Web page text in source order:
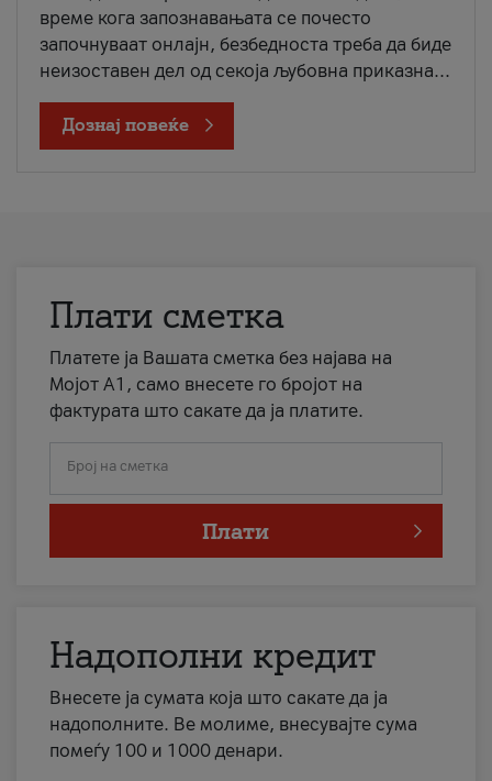
време кога запознавањата се почесто
започнуваат онлајн, безбедноста треба да биде
неизоставен дел од секоја љубовна приказна...
Дознај повеќе
Плати сметка
Платете ја Вашата сметка без најава на
Мојот А1, само внесете го бројот на
фактурата што сакате да ја платите.
Број на сметка
Плати
Надополни кредит
Внесете ја сумата која што сакате да ја
надополните. Ве молиме, внесувајте сума
помеѓу 100 и 1000 денари.